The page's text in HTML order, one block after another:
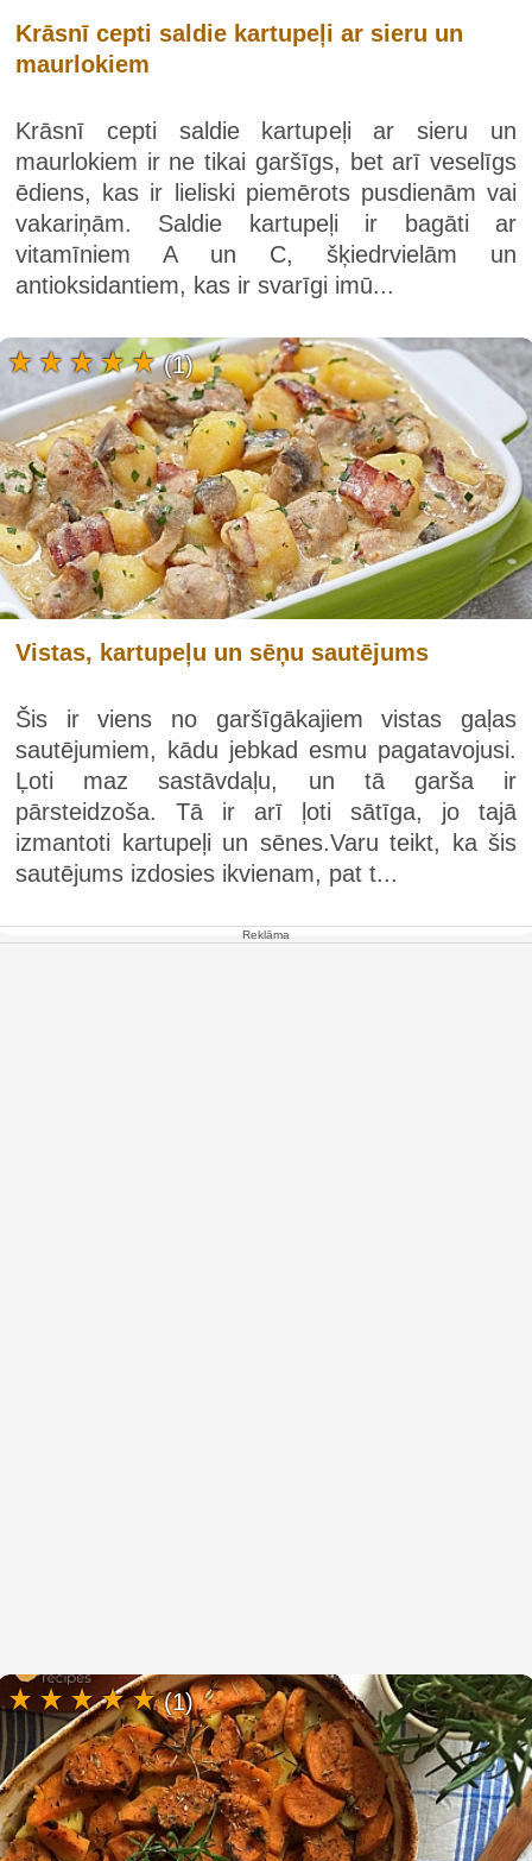
Krāsnī cepti saldie kartupeļi ar sieru un
maurlokiem
Krāsnī cepti saldie kartupeļi ar sieru un
maurlokiem ir ne tikai garšīgs, bet arī veselīgs
ēdiens, kas ir lieliski piemērots pusdienām vai
vakariņām. Saldie kartupeļi ir bagāti ar
vitamīniem A un C, šķiedrvielām un
antioksidantiem, kas ir svarīgi imū...
Vistas, kartupeļu un sēņu sautējums
Šis ir viens no garšīgākajiem vistas gaļas
sautējumiem, kādu jebkad esmu pagatavojusi.
Ļoti maz sastāvdaļu, un tā garša ir
pārsteidzoša. Tā ir arī ļoti sātīga, jo tajā
izmantoti kartupeļi un sēnes.Varu teikt, ka šis
sautējums izdosies ikvienam, pat t...
(1)
Reklāma
(1)